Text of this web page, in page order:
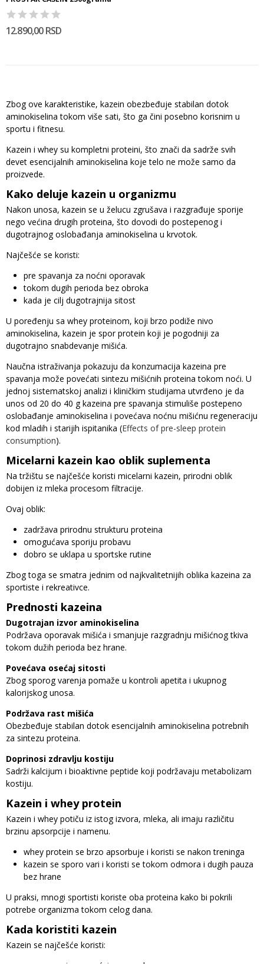
12.890,00 RSD
Zbog ove karakteristike, kazein obezbeđuje stabilan dotok
aminokiselina tokom više sati, što ga čini posebno korisnim u
sportu i fitnesu.
Kazein i whey su kompletni proteini, što znači da sadrže svih
devet esencijalnih aminokiselina koje telo ne može samo da
proizvede.
Kako deluje kazein u organizmu
Nakon unosa, kazein se u želucu zgrušava i razgrađuje sporije
nego većina drugih proteina, što dovodi do postepenog i
dugotrajnog oslobađanja aminokiselina u krvotok.
Najčešće se koristi:
pre spavanja za noćni oporavak
tokom dugih perioda bez obroka
kada je cilj dugotrajnija sitost
U poređenju sa whey proteinom, koji brzo podiže nivo
aminokiselina, kazein je spor protein koji je pogodniji za
dugotrajno snabdevanje mišića.
Naučna istraživanja pokazuju da konzumacija kazeina pre
spavanja može povećati sintezu mišićnih proteina tokom noći. U
jednoj sistematskoj analizi i kliničkim studijama utvrđeno je da
unos od 20 do 40 g kazeina pre spavanja stimuliše postepeno
oslobađanje aminokiselina i povećava noćnu mišićnu regeneraciju
kod mladih i starijih ispitanika (Effects of pre-sleep protein
consumption).
Micelarni kazein kao oblik suplementa
Na tržištu se najčešće koristi micelarni kazein, prirodni oblik
dobijen iz mleka procesom filtracije.
Ovaj oblik:
zadržava prirodnu strukturu proteina
omogućava sporiju probavu
dobro se uklapa u sportske rutine
Zbog toga se smatra jednim od najkvalitetnijih oblika kazeina za
sportiste i rekreativce.
Prednosti kazeina
Dugotrajan izvor aminokiselina
Podržava oporavak mišića i smanjuje razgradnju mišićnog tkiva
tokom dužih perioda bez hrane.
Povećava osećaj sitosti
Zbog sporog varenja pomaže u kontroli apetita i ukupnog
kalorijskog unosa.
Podržava rast mišića
Obezbeđuje stabilan dotok esencijalnih aminokiselina potrebnih
za sintezu proteina.
Doprinosi zdravlju kostiju
Sadrži kalcijum i bioaktivne peptide koji podržavaju metabolizam
kostiju.
Kazein i whey protein
Kazein i whey potiču iz istog izvora, mleka, ali imaju različitu
brzinu apsorpcije i namenu.
whey protein se brzo apsorbuje i koristi se nakon treninga
kazein se sporo vari i koristi se tokom odmora i dugih pauza
bez hrane
U praksi, mnogi sportisti koriste oba proteina kako bi pokrili
potrebe organizma tokom celog dana.
Kada koristiti kazein
Kazein se najčešće koristi: